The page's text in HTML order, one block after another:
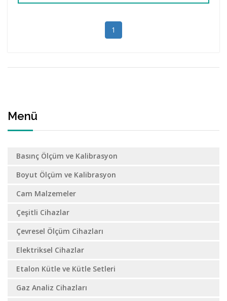
1
Menü
Basınç Ölçüm ve Kalibrasyon
Boyut Ölçüm ve Kalibrasyon
Cam Malzemeler
Çeşitli Cihazlar
Çevresel Ölçüm Cihazları
Elektriksel Cihazlar
Etalon Kütle ve Kütle Setleri
Gaz Analiz Cihazları